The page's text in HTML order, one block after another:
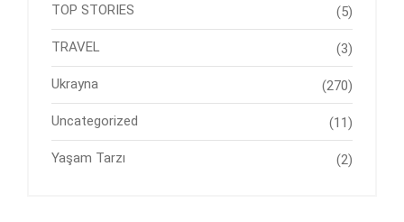
TOP STORIES (5)
TRAVEL (3)
Ukrayna (270)
Uncategorized (11)
Yaşam Tarzı (2)